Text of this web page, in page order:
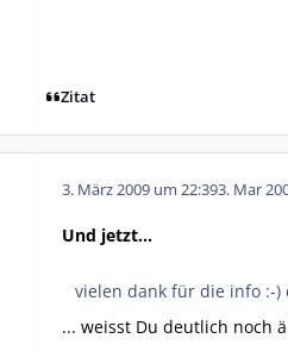
Zitat
3. März 2009 um 22:393. Mar
Und jetzt...
vielen dank für die info :-
... weisst Du deutlich noch